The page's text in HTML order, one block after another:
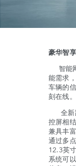
豪华智
智能
能需求
车辆的
刻在线。
全新
控屏相
兼具丰
通过多
12.3英
系统可